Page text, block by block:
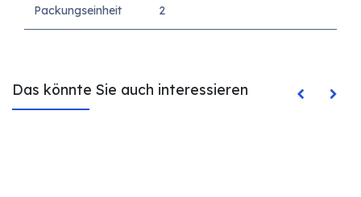
Packungseinheit 2
Das könnte Sie auch interessieren